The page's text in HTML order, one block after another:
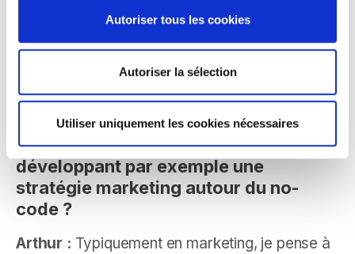
Autoriser tous les cookies
Autoriser la sélection
Utiliser uniquement les cookies nécessaires
croissance en quatre ans, ce qui est énorme !
Plus largement, quels bénéfices une
entreprise pourrait-elle tirer en
développant par exemple une
stratégie marketing autour du no-
code ?
Arthur : Typiquement en marketing, je pense à